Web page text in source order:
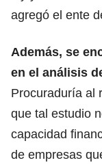
agregó el ente
Además, se
en el análisis
Procuraduría al
que tal estudio
capacidad
de empresas